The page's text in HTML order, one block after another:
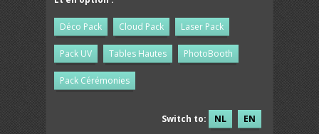
Déco Pack Cloud Pack Laser Pack
Pack UV Tables Hautes PhotoBooth
Pack Cérémonies
Switch to: NL EN